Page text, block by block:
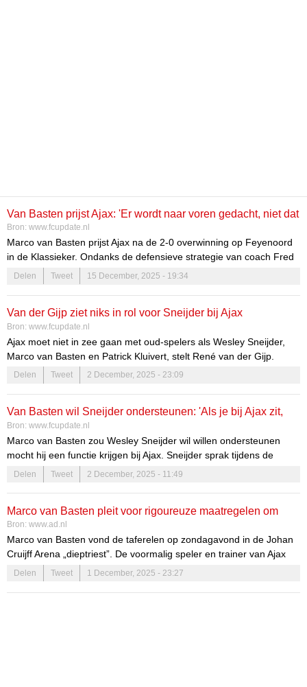
Van Basten prijst Ajax: 'Er wordt naar voren gedacht, niet dat
schijterige gedoe achterin'
Bron: www.fcupdate.nl
Marco van Basten prijst Ajax na de 2-0 overwinning op Feyenoord
in de Klassieker. Ondanks de defensieve strategie van coach Fred
Grim, complimenteert Van Basten het aanvallende spel van Ajax
met spelers als Oscar Gloukh en Kasper Dolberg.
Delen Tweet 15 December, 2025 - 19:34
Van der Gijp ziet niks in rol voor Sneijder bij Ajax
Bron: www.fcupdate.nl
Ajax moet niet in zee gaan met oud-spelers als Wesley Sneijder,
Marco van Basten en Patrick Kluivert, stelt René van der Gijp.
Volgens de analist kunnen de Amsterdammers veel beter iemand
met ‘status en cv’ aanstellen als technisch directeur.
Delen Tweet 2 December, 2025 - 23:09
Van Basten wil Sneijder ondersteunen: 'Als je bij Ajax zit,
dan wil ik je wel helpen'
Bron: www.fcupdate.nl
Marco van Basten zou Wesley Sneijder wil willen ondersteunen
mocht hij een functie krijgen bij Ajax. Sneijder sprak tijdens de
gestaakte wedstrijd tussen Ajax en FC Groningen met Louis van
Gaal, maar is nog niet gebeld door de club.
Delen Tweet 2 December, 2025 - 11:49
Marco van Basten pleit voor rigoureuze maatregelen om
supportersproblemen in te dammen: ‘Je hebt bijna militaire
nodig’
Bron: www.ad.nl
Marco van Basten vond de taferelen op zondagavond in de Johan
Cruijff Arena „dieptriest”. De voormalig speler en trainer van Ajax
ziet een groot probleem in Nederland wat betreft de supporters en
er wordt in zijn ogen te weinig tegen gedaan. Van Basten denkt dan
Delen Tweet 1 December, 2025 - 23:27